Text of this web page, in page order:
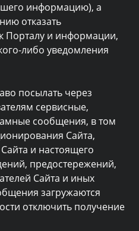
информацию), а
отказать
Порталу и информации,
либо уведомления
посылать через
сервисные,
сообщения, в том
Сайта,
и настоящего
предостережений,
Сайта и иных
загружаются
отключить получение